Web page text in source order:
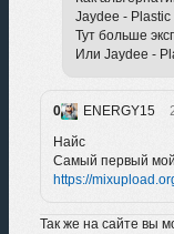
Jaydee -
Тут больше
Или Jaydee -
0 ENERGY15
Найс
Самый первый мой
https://
Так же на сайте вы